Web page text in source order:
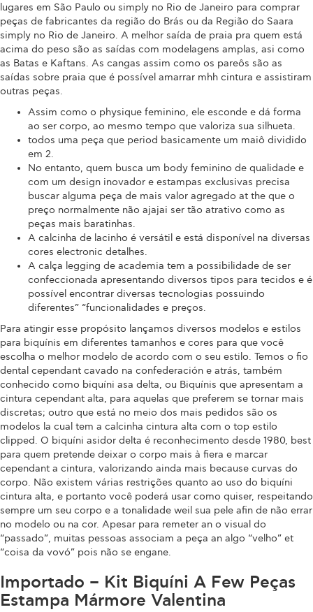
lugares em São Paulo ou simply no Rio de Janeiro para comprar
peças de fabricantes da região do Brás ou da Região do Saara
simply no Rio de Janeiro. A melhor saída de praia pra quem está
acima do peso são as saídas com modelagens amplas, asi como
as Batas e Kaftans. As cangas assim como os pareôs são as
saídas sobre praia que é possível amarrar mhh cintura e assistiram
outras peças.
Assim como o physique feminino, ele esconde e dá forma
ao ser corpo, ao mesmo tempo que valoriza sua silhueta.
todos uma peça que period basicamente um maiô dividido
em 2.
No entanto, quem busca um body feminino de qualidade e
com um design inovador e estampas exclusivas precisa
buscar alguma peça de mais valor agregado at the que o
preço normalmente não ajajai ser tão atrativo como as
peças mais baratinhas.
A calcinha de lacinho é versátil e está disponível na diversas
cores electronic detalhes.
A calça legging de academia tem a possibilidade de ser
confeccionada apresentando diversos tipos para tecidos e é
possível encontrar diversas tecnologias possuindo
diferentes” “funcionalidades e preços.
Para atingir esse propósito lançamos diversos modelos e estilos
para biquínis em diferentes tamanhos e cores para que você
escolha o melhor modelo de acordo com o seu estilo. Temos o fio
dental cependant cavado na confederación e atrás, também
conhecido como biquíni asa delta, ou Biquínis que apresentam a
cintura cependant alta, para aquelas que preferem se tornar mais
discretas; outro que está no meio dos mais pedidos são os
modelos la cual tem a calcinha cintura alta com o top estilo
clipped. O biquíni asidor delta é reconhecimento desde 1980, best
para quem pretende deixar o corpo mais à fiera e marcar
cependant a cintura, valorizando ainda mais because curvas do
corpo. Não existem várias restrições quanto ao uso do biquíni
cintura alta, e portanto você poderá usar como quiser, respeitando
sempre um seu corpo e a tonalidade weil sua pele afin de não errar
no modelo ou na cor. Apesar para remeter an o visual do
“passado”, muitas pessoas associam a peça an algo “velho” et
“coisa da vovó” pois não se engane.
Importado – Kit Biquíni A Few Peças
Estampa Mármore Valentina